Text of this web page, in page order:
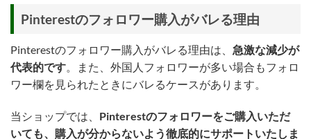
Pinterestのフォロワー購入がバレる理由
Pinterestのフォロワー購入がバレる理由は、 急激な減少が
代表的です 。また、外国人フォロワーが多い場合もフォロ
ワー欄を見られたときにバレるケースがあります。
当ショップでは、 Pinterestのフォロワーをご購入いただ
いても、購入が分からないよう徹底的にサポートいたしま